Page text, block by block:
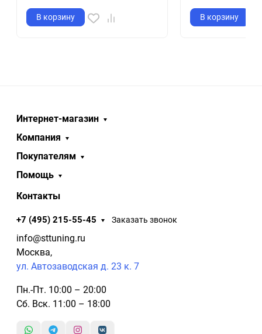
В корзину В корзину
Интернет-магазин
Компания
Покупателям
Помощь
Контакты
+7 (495) 215-55-45 Заказать звонок
info@sttuning.ru
Москва,
ул. Автозаводская д. 23 к. 7
Пн.-Пт. 10:00 – 20:00
Сб. Вск. 11:00 – 18:00